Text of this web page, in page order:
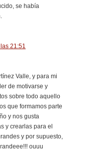
se había
21:51
Valle, y para mi
de motivarse y
sobre todo aquello
que formamos parte
y nos gusta
y crearlas para el
y por supuesto,
ouuu